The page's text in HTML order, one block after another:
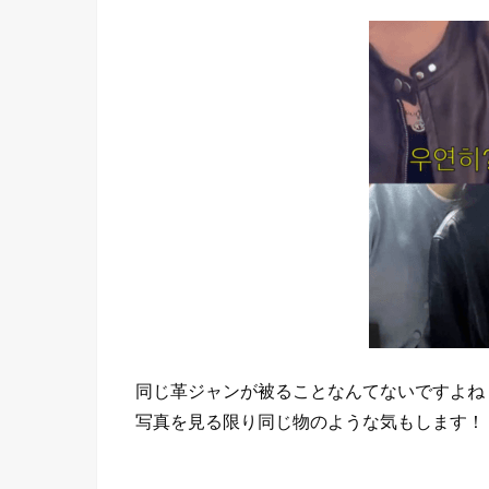
同じ革ジャンが被ることなんてないですよね
写真を見る限り同じ物のような気もします！